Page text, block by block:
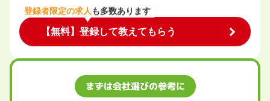
登録者限定の求人も多数あります
【無料】登録して教えてもらう
まずは会社選びの参考に